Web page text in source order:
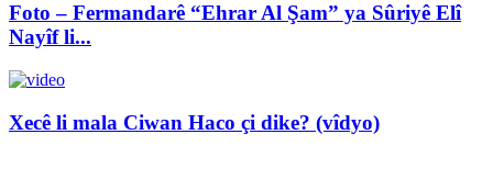
Foto – Fermandarê “Ehrar Al Şam” ya Sûriyê Elî
Nayîf li...
Xecê li mala Ciwan Haco çi dike? (vîdyo)